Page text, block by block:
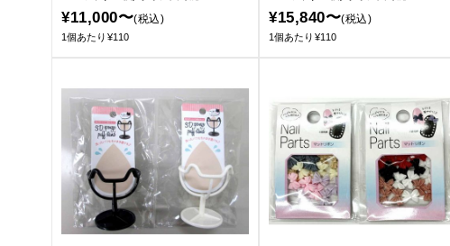
¥11,000〜(税込)
1個あたり¥110
¥15,840〜(税込)
1個あたり¥110